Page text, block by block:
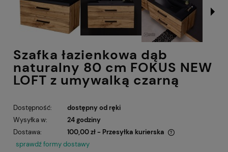
Szafka łazienkowa dąb
naturalny 80 cm FOKUS NEW
LOFT z umywalką czarną
Dostępność:
dostępny od ręki
Wysyłka w:
24 godziny
Dostawa:
100,00 zł - Przesyłka kurierska
Cena nie zawiera ewentualnych kosztów płatności
sprawdź formy dostawy